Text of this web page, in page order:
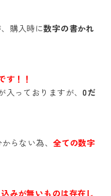
購入時に数字の書かれ
す！！
入っておりますが、 0だ
らない為、全ての数字
みが無いものは存在し